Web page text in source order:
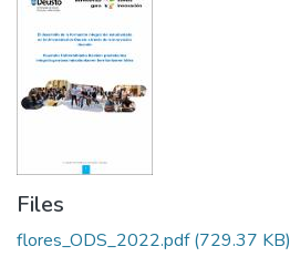
All of DSpace
Statistics
Policies
Files
flores_ODS_2022.pdf(729.37 KB)